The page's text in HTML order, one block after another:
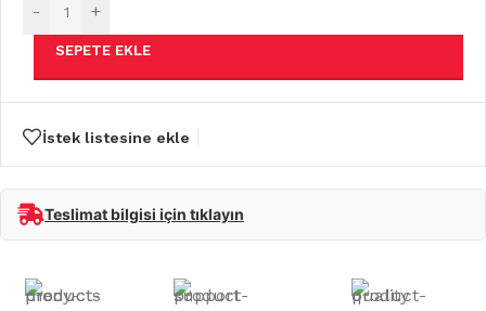
- +
SEPETE EKLE
İstek listesine ekle
Teslimat bilgisi için tıklayın